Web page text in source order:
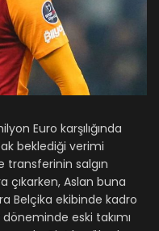
Euro karşılığında
beklediği verimi
transferinin salgın
Aslan buna
Belçika ekibinde kadro
eski takımı